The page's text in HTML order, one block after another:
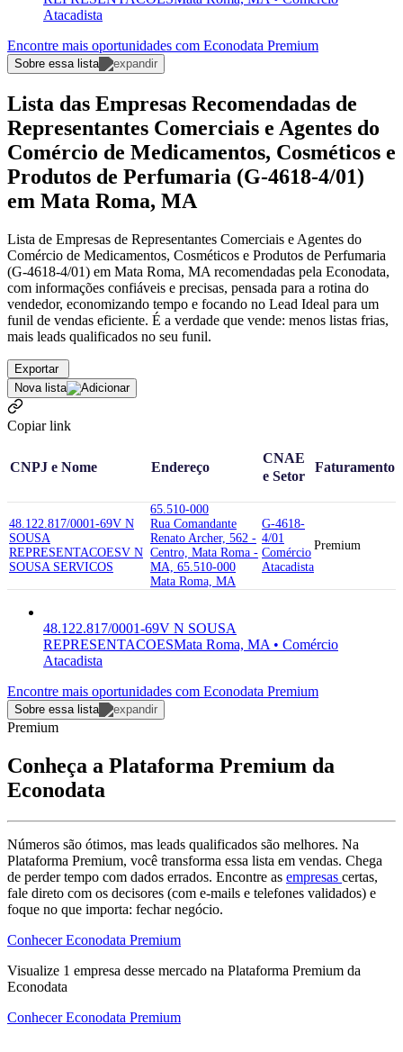
Atacadista
Encontre mais oportunidades com Econodata Premium
Sobre essa lista
Lista das Empresas Recomendadas de
Representantes Comerciais e Agentes do
Comércio de Medicamentos, Cosméticos e
Produtos de Perfumaria (G-4618-4/01)
em Mata Roma, MA
Lista de Empresas de Representantes Comerciais e Agentes do
Comércio de Medicamentos, Cosméticos e Produtos de Perfumaria
(G-4618-4/01) em Mata Roma, MA recomendadas pela Econodata,
com informações confiáveis e precisas, pensada para a rotina do
vendedor, economizando tempo e focando no Lead Ideal para um
funil de vendas eficiente. É a verdade que vende: menos listas frias,
mais leads qualificados no seu funil.
Exportar
Nova lista
Copiar link
CNPJ e Nome Endereço
CNAE
e Setor
Faturamento
48.122.817/0001-69V N
SOUSA
REPRESENTACOESV N
SOUSA SERVICOS
65.510-000
Rua Comandante
Renato Archer, 562 -
Centro, Mata Roma -
MA, 65.510-000
Mata Roma, MA
G-4618-
4/01
Comércio
Atacadista
Premium
48.122.817/0001-69V N SOUSA
REPRESENTACOESMata Roma, MA • Comércio
Atacadista
Encontre mais oportunidades com Econodata Premium
Sobre essa lista
Premium
Conheça a Plataforma Premium da
Econodata
Números são ótimos, mas leads qualificados são melhores. Na
Plataforma Premium, você transforma essa lista em vendas. Chega
de perder tempo com dados errados. Encontre as empresas certas,
fale direto com os decisores (com e-mails e telefones validados) e
foque no que importa: fechar negócio.
Conhecer Econodata Premium
Visualize 1 empresa desse mercado na Plataforma Premium da
Econodata
Conhecer Econodata Premium